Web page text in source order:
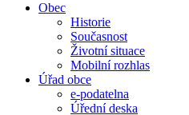
Obec
Historie
Současnost
Životní situace
Mobilní rozhlas
Úřad obce
e-podatelna
Úřední deska